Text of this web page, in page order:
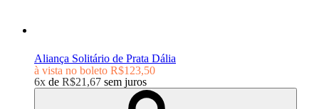
Aliança Solitário de Prata Dália
à vista no boleto R$123,50
6x de R$21,67 sem juros